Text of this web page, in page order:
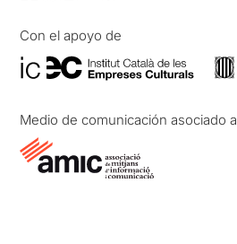
Con el apoyo de
Medio de comunicación asociado a